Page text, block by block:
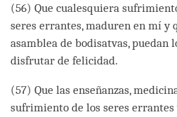
(56) Que cualesquiera
seres errantes, maduren en mí y
asamblea de bodisatvas, puedan
disfrutar de felicidad.
(57) Que las enseñanzas,
sufrimiento de los seres